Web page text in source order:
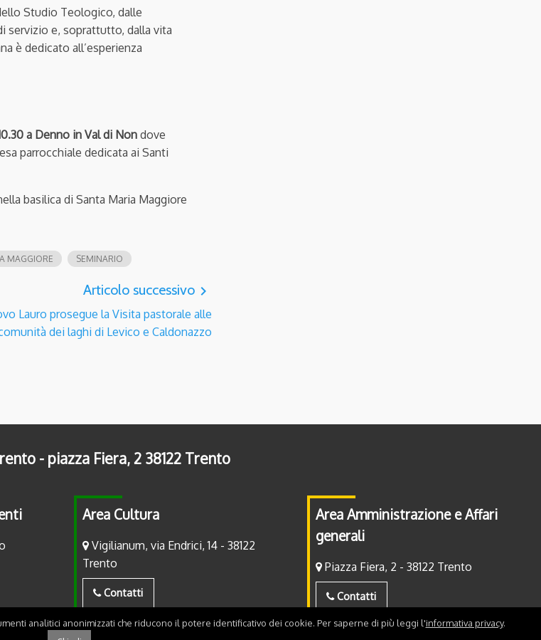
Studio Teologico, dalle
servizio e, soprattutto, dalla vita
è dedicato all’esperienza
a Denno in Val di Non dove
parrocchiale dedicata ai Santi
basilica di Santa Maria Maggiore
MAGGIORE SEMINARIO
Articolo successivo navigate_next
Lauro prosegue la Visita pastorale alle
dei laghi di Levico e Caldonazzo
- piazza Fiera, 2 38122 Trento
Area Cultura
Vigilianum, via Endrici, 14 - 38122
Trento
Contatti
Area Amministrazione e Affari
generali
Piazza Fiera, 2 - 38122 Trento
Contatti
analitici anonimizzati che riducono il potere identificativo dei cookie. Per saperne di più leggi l'informativa privacy.